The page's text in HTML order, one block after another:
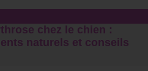
chez le chien :
naturels et conseil s